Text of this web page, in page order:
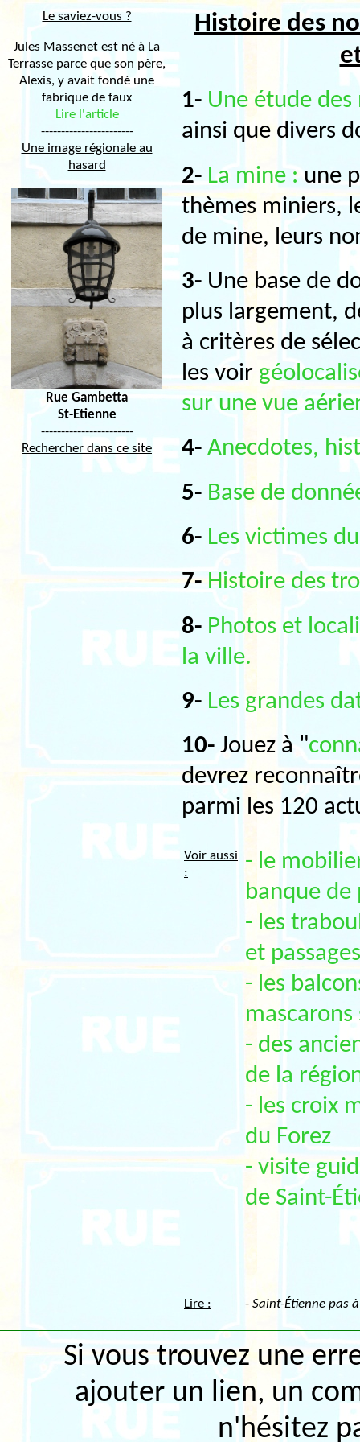
Le saviez-vous ?
Jules Massenet est né à La
Terrasse parce que son père,
Alexis, y avait fondé une
fabrique de faux
Lire l'article
-----------------------
Une image régionale au
hasard
Rue Gambetta
St-Etienne
-----------------------
Rechercher dans ce site
Histoire des
1- Une étude des
ainsi que divers
2- La mine : une
thèmes miniers,
de mine, leurs
3- Une base de
plus largement,
à critères de
les voir
sur une vue
4- Anecdotes,
5- Base de
6- Les victimes
7- Histoire des
8- Photos et
la ville.
9- Les grandes
10- Jouez à "
devrez
parmi les 120
Voir aussi
:
- le
banque de
- les
et
- les
- des
de la
- les croix
du Forez
- visite
de Saint-
Lire : - Saint-Étienne pas
Si vous trouvez une
ajouter un lien, un
n'hésitez